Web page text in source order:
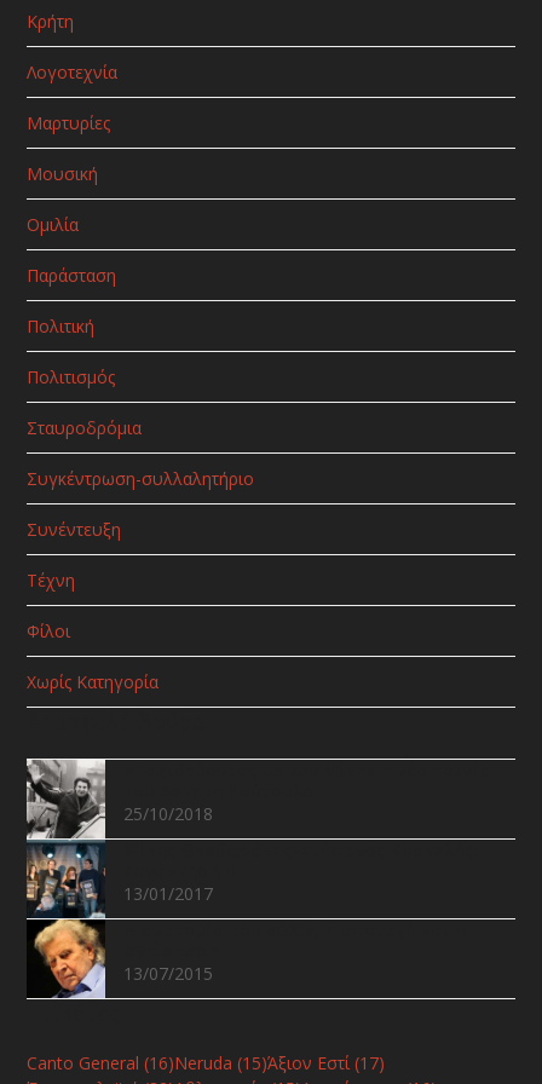
Κρήτη
Λογοτεχνία
Μαρτυρίες
Μουσική
Ομιλία
Παράσταση
Πολιτική
Πολιτισμός
Σταυροδρόμια
Συγκέντρωση-συλλαλητήριο
Συνέντευξη
Τέχνη
Φίλοι
Χωρίς Κατηγορία
25/10/2018
13/01/2017
13/07/2015
Canto General (16)Neruda (15)Άξιον Εστί(17)